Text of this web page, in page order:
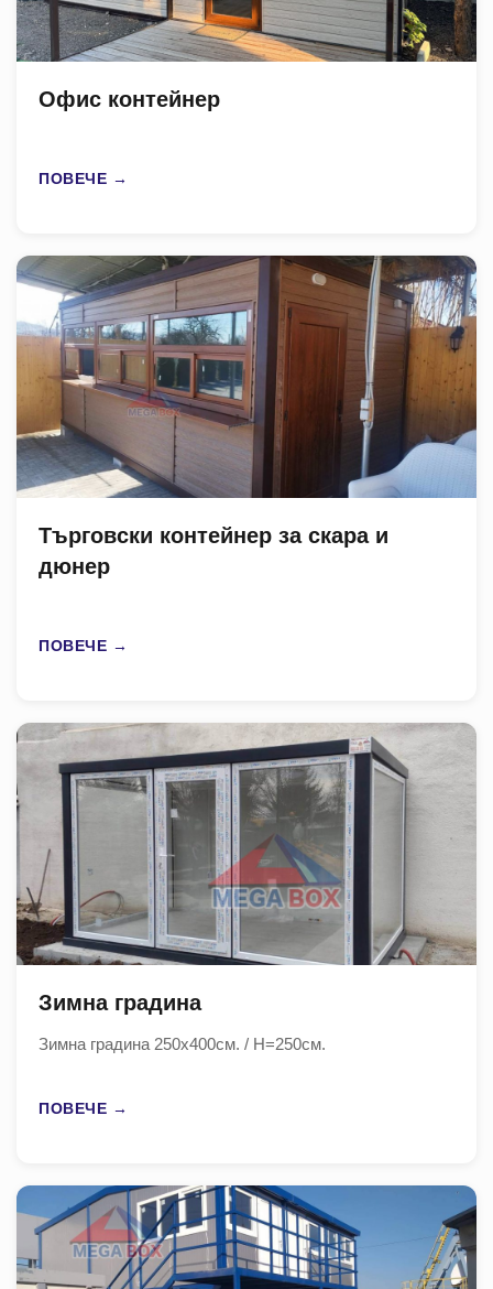
Офис контейнер
ПОВЕЧЕ →
Търговски контейнер за скара и
дюнер
ПОВЕЧЕ →
Зимна градина
Зимна градина 250х400см. / Н=250см.
ПОВЕЧЕ →